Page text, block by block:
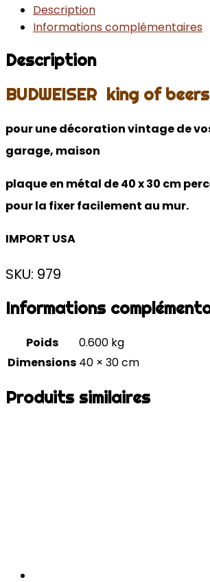
Description
Informations complémentaires
Description
BUDWEISER king of beers
pour une décoration vintage de
garage, maison
plaque en métal de 40 x 30 cm
pour la fixer facilement au mur.
IMPORT USA
SKU: 979
Informations
Poids
0.600 kg
Dimensions 40 × 30 cm
Produits similaires